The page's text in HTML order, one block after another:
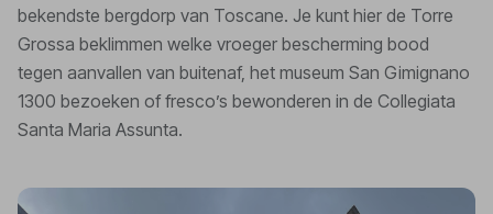
bekendste bergdorp van Toscane. Je kunt hier de Torre
Grossa beklimmen welke vroeger bescherming bood
tegen aanvallen van buitenaf, het museum San Gimignano
1300 bezoeken of fresco’s bewonderen in de Collegiata
Santa Maria Assunta.